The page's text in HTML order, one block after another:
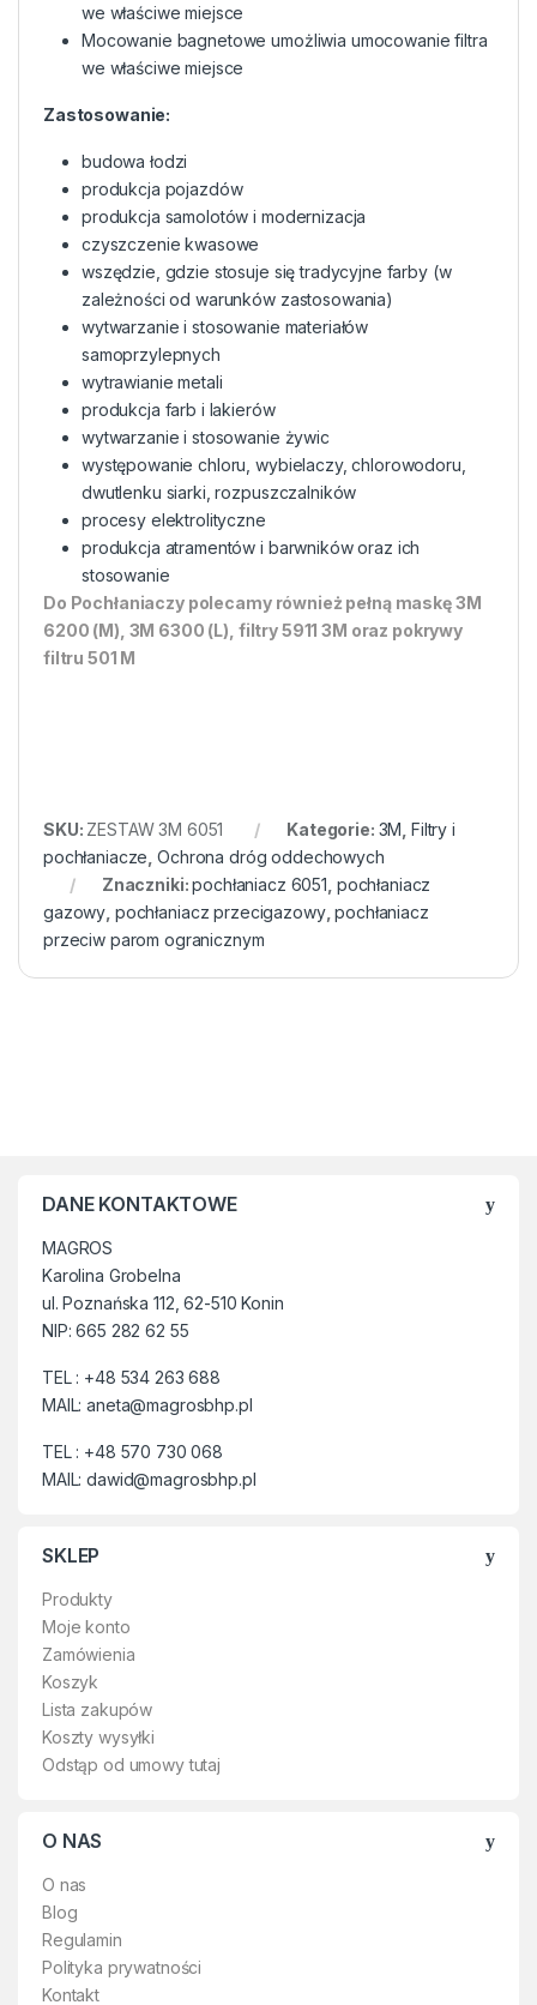
we właściwe miejsce
Mocowanie bagnetowe umożliwia umocowanie filtra
we właściwe miejsce
Zastosowanie:
budowa łodzi
produkcja pojazdów
produkcja samolotów i modernizacja
czyszczenie kwasowe
wszędzie, gdzie stosuje się tradycyjne farby (w
zależności od warunków zastosowania)
wytwarzanie i stosowanie materiałów
samoprzylepnych
wytrawianie metali
produkcja farb i lakierów
wytwarzanie i stosowanie żywic
występowanie chloru, wybielaczy, chlorowodoru,
dwutlenku siarki, rozpuszczalników
procesy elektrolityczne
produkcja atramentów i barwników oraz ich
stosowanie
Do Pochłaniaczy polecamy również pełną maskę 3M
6200 (M), 3M 6300 (L), filtry 5911 3M oraz pokrywy
filtru 501 M
SKU: ZESTAW 3M 6051 Kategorie: 3M ,Filtry i
pochłaniacze ,Ochrona dróg oddechowych
Znaczniki:pochłaniacz 6051 pochłaniacz
gazowy pochłaniacz przecigazowy,pochłaniacz
przeciw parom ogranicznym
DANE KONTAKTOWE
MAGROS
Karolina Grobelna
ul. Poznańska 112, 62-510 Konin
NIP: 665 282 62 55
TEL : +48 534 263 688
MAIL: aneta@magrosbhp.pl
TEL : +48 570 730 068
MAIL: dawid@magrosbhp.pl
SKLEP
Produkty
Moje konto
Zamówienia
Koszyk
Lista zakupów
Koszty wysyłki
Odstąp od umowy tutaj
O NAS
O nas
Blog
Regulamin
Polityka prywatności
Kontakt